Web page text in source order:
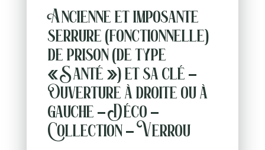
Ancienne et imposante
serrure (fonctionnelle)
de prison (de type
« Santé ») et sa clé –
Ouverture à droite ou à
gauche – Déco –
Collection – Verrou